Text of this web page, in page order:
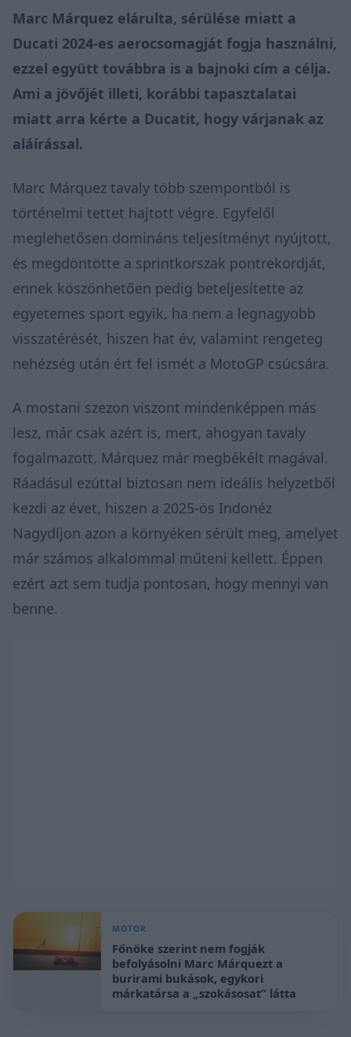
Marc Márquez elárulta, sérülése miatt a
Ducati 2024-es aerocsomagját fogja használni,
ezzel együtt továbbra is a bajnoki cím a célja.
Ami a jövőjét illeti, korábbi tapasztalatai
miatt arra kérte a Ducatit, hogy várjanak az
aláírással.
Marc Márquez tavaly több szempontból is
történelmi tettet hajtott végre. Egyfelől
meglehetősen domináns teljesítményt nyújtott,
és megdöntötte a sprintkorszak pontrekordját,
ennek köszönhetően pedig beteljesítette az
egyetemes sport egyik, ha nem a legnagyobb
visszatérését, hiszen hat év, valamint rengeteg
nehézség után ért fel ismét a MotoGP csúcsára.
A mostani szezon viszont mindenképpen más
lesz, már csak azért is, mert, ahogyan tavaly
fogalmazott, Márquez már megbékélt magával.
Ráadásul ezúttal biztosan nem ideális helyzetből
kezdi az évet, hiszen a 2025-ös Indonéz
Nagydíjon azon a környéken sérült meg, amelyet
már számos alkalommal műteni kellett. Éppen
ezért azt sem tudja pontosan, hogy mennyi van
benne.
MOTOR
Főnöke szerint nem fogják
befolyásolni Marc Márquezt a
burirami bukások, egykori
márkatársa a „szokásosat” látta